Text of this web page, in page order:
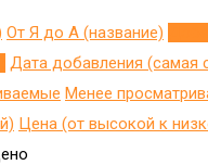
От Я до A (название)
Дата добавления (самая
Менее
Цена (от высокой к